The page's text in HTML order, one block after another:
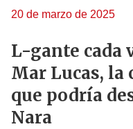
20 de marzo de 2025
L-gante cada
Mar Lucas, la
que podría
Nara